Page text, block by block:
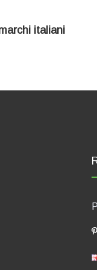
italiani